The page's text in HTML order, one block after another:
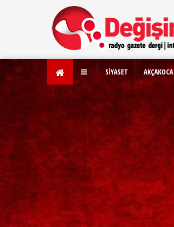
SİYASET AKÇAKOCA